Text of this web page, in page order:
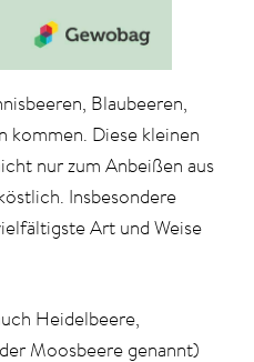
Blaubeeren,
kommen. Diese kleinen
nur zum Anbeißen aus
Insbesondere
Art und Weise
Heidelbeere,
Moosbeere genannt)